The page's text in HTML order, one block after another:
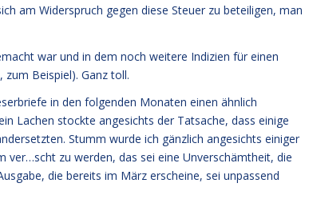
am Widerspruch gegen diese Steuer zu beteiligen, man
war und in dem noch weitere Indizien für einen
zum Beispiel). Ganz toll.
in den folgenden Monaten einen ähnlich
Lachen stockte angesichts der Tatsache, dass einige
Stumm wurde ich gänzlich angesichts einiger
ver…scht zu werden, das sei eine Unverschämtheit, die
die bereits im März erscheine, sei unpassend